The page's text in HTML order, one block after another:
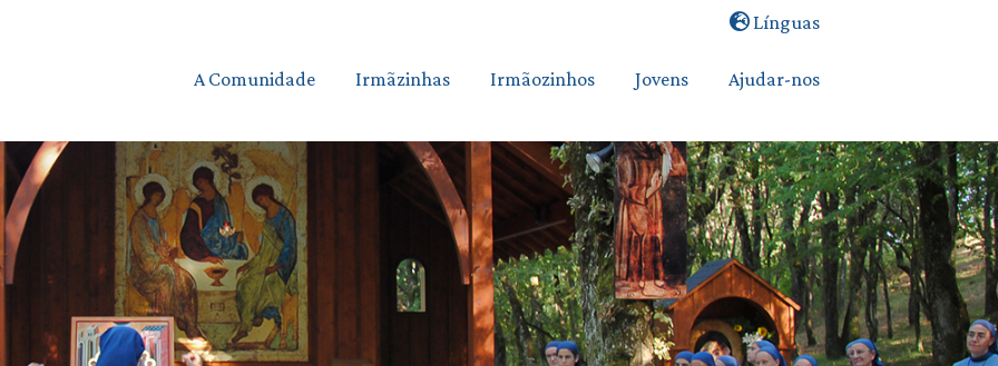
Línguas
A Comunidade Irmãzinhas Irmãozinhos Jovens Ajudar-nos